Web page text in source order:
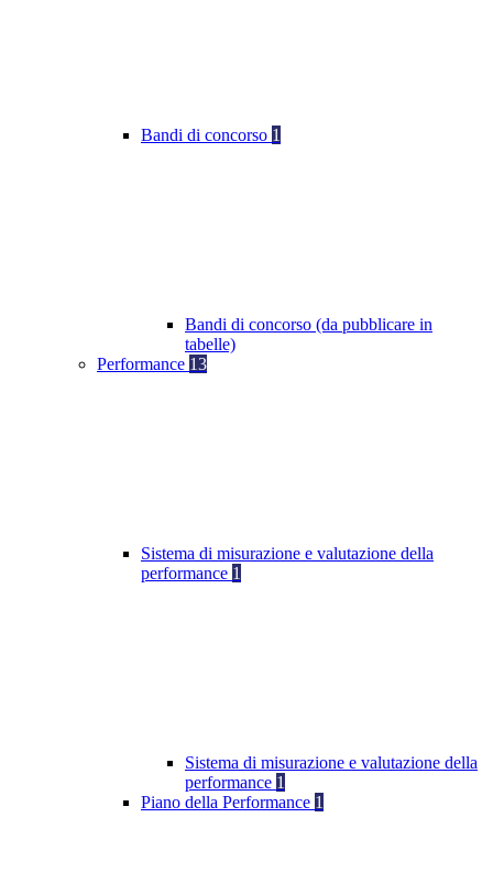
Bandi di concorso 1
Bandi di concorso (da pubblicare in
tabelle)
Performance 13
Sistema di misurazione e valutazione della
performance 1
Sistema di misurazione e valutazione della
performance 1
Piano della Performance 1